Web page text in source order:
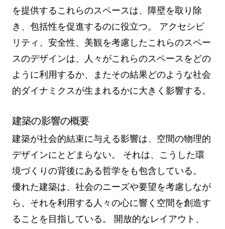
を提供するこれらのスペースは、障壁を取り除
き、包括性を促進するのに役立つ。 アクセシビ
リティ、安全性、美観を考慮したこれらのスペー
スのデザインは、人々がこれらのスペースをどの
ように利用するか、またその結果どのような社会
的ダイナミクスが生まれるかに大きく影響する。
建築の影響の概要
建築が社会的結束に与える影響は、空間の物理的
デザインにとどまらない。 それは、こうした環
境づくりの背後にある哲学をも包含している。
優れた建築は、社会のニーズや要望を考慮しなが
ら、それを利用する人々の心に響く空間を創造す
ることを目指している。 開放的なレイアウト、